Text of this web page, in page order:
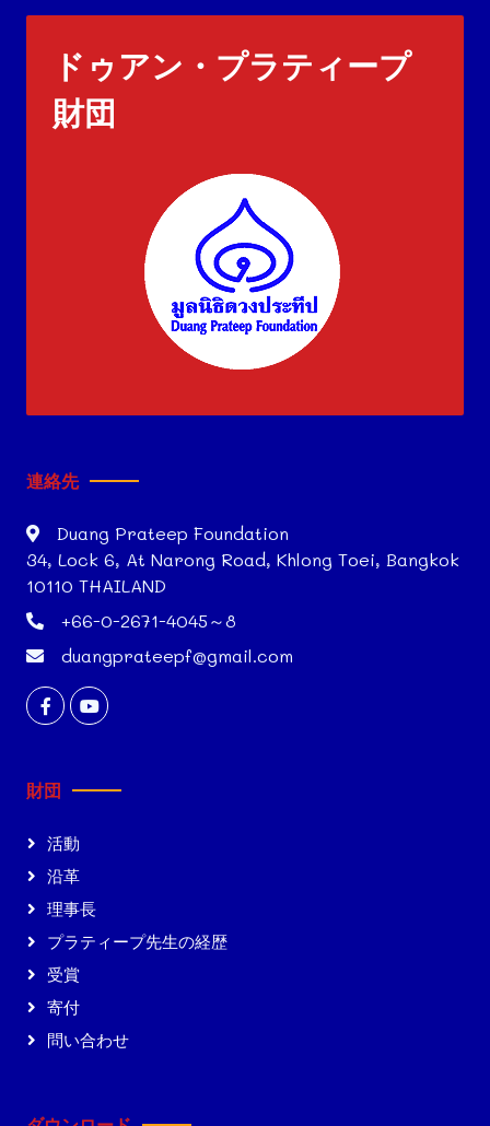
ドゥアン・プラティープ
財団
連絡先
Duang Prateep Foundation
34, Lock 6, At Narong Road, Khlong Toei, Bangkok
10110 THAILAND
+66-0-2671-4045～8
duangprateepf@gmail.com
財団
活動
沿革
理事長
プラティープ先生の経歴
受賞
寄付
問い合わせ